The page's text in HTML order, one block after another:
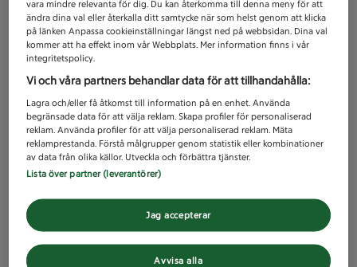
vara mindre relevanta för dig. Du kan återkomma till denna meny för att
ändra dina val eller återkalla ditt samtycke när som helst genom att klicka
på länken Anpassa cookieinställningar längst ned på webbsidan. Dina val
kommer att ha effekt inom vår Webbplats. Mer information finns i vår
integritetspolicy.
Vi och våra partners behandlar data för att tillhandahålla:
Lagra och/eller få åtkomst till information på en enhet. Använda
begränsade data för att välja reklam. Skapa profiler för personaliserad
reklam. Använda profiler för att välja personaliserad reklam. Mäta
reklamprestanda. Förstå målgrupper genom statistik eller kombinationer
av data från olika källor. Utveckla och förbättra tjänster.
Lista över partner (leverantörer)
Avvisa alla
Jag accepterar